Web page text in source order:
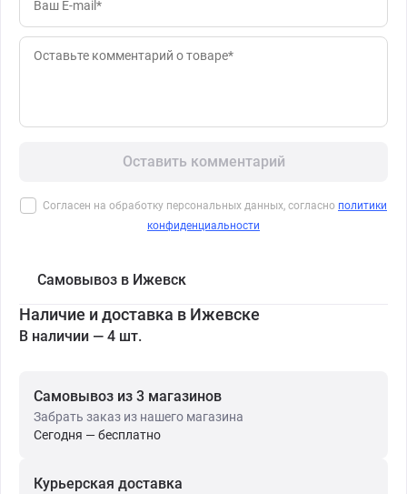
Оставить комментарий
Согласен на обработку персональных данных, согласно политики
конфиденциальности
Самовывоз в Ижевск
Наличие и доставка в Ижевске
В наличии — 4 шт.
Самовывоз из 3 магазинов
Забрать заказ из нашего магазина
Сегодня — бесплатно
Курьерская доставка